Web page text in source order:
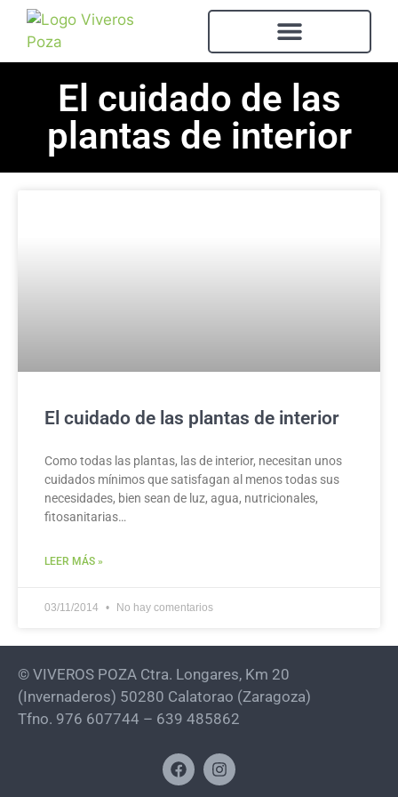
El cuidado de las
plantas de interior
El cuidado de las plantas de interior
Como todas las plantas, las de interior, necesitan unos
cuidados mínimos que satisfagan al menos todas sus
necesidades, bien sean de luz, agua, nutricionales,
fitosanitarias…
LEER MÁS »
03/11/2014 No hay comentarios
© VIVEROS POZA Ctra. Longares, Km 20
(Invernaderos) 50280 Calatorao (Zaragoza)
Tfno. 976 607744 – 639 485862